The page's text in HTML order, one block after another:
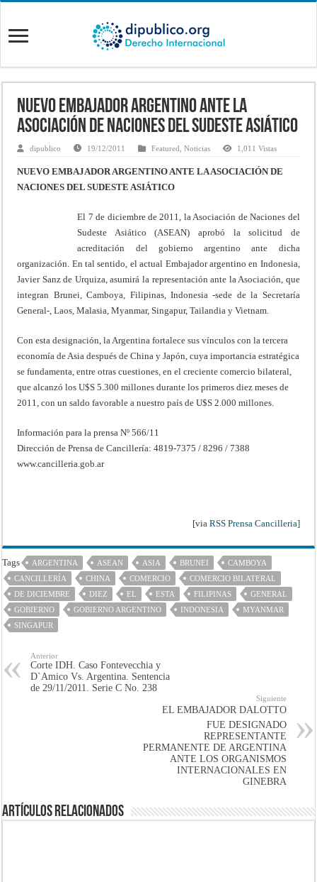
NUEVO EMBAJADOR ARGENTINO ANTE LA
ASOCIACIÓN DE NACIONES DEL SUDESTE ASIÁTICO
dipublico 19/12/2011 Featured ,Noticias 1,011 Vistas
NUEVO EMBAJADOR ARGENTINO ANTE LA ASOCIACIÓN DE
NACIONES DEL SUDESTE ASIÁTICO
El 7 de diciembre de 2011, la Asociación de Naciones del
Sudeste Asiático (ASEAN) aprobó la solicitud de
acreditación del gobierno argentino ante dicha
organización. En tal sentido, el actual Embajador argentino en Indonesia,
Javier Sanz de Urquiza, asumirá la representación ante la Asociación, que
integran Brunei, Camboya, Filipinas, Indonesia -sede de la Secretaría
General-, Laos, Malasia, Myanmar, Singapur, Tailandia y Vietnam.
Con esta designación, la Argentina fortalece sus vínculos con la tercera
economía de Asia después de China y Japón, cuya importancia estratégica
se fundamenta, entre otras cuestiones, en el creciente comercio bilateral,
que alcanzó los U$S 5.300 millones durante los primeros diez meses de
2011, con un saldo favorable a nuestro país de U$S 2.000 millones.
Información para la prensa Nº 566/11
Dirección de Prensa de Cancillería: 4819-7375 / 8296 / 7388
www.cancilleria.gob.ar
[via RSS Prensa Cancilleria]
Tags ARGENTINA ASEAN ASIA BRUNEI
CAMBOYA
CANCILLERÍA
CHINA COMERCIO
COMERCIO BILATERAL
DE DICIEMBRE
DIEZ EL ESTA FILIPINAS
GENERAL
GOBIERNO
GOBIERNO ARGENTINO INDONESIA
MYANMAR
SINGAPUR
Anterior
Corte IDH. Caso Fontevecchia y
D`Amico Vs. Argentina. Sentencia
de 29/11/2011. Serie C No. 238
Siguiente
EL EMBAJADOR DALOTTO
FUE DESIGNADO
REPRESENTANTE
PERMANENTE DE ARGENTINA
ANTE LOS ORGANISMOS
INTERNACIONALES EN
GINEBRA
Artículos Relacionados